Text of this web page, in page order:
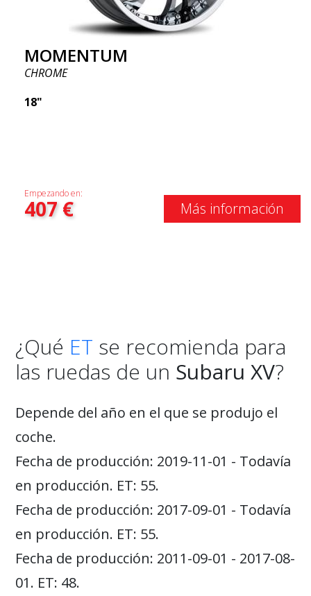
MOMENTUM
CHROME
18"
Empezando en:
407€ Más información
¿Qué ET se recomienda para
las ruedas de un Subaru XV?
Depende del año en el que se produjo el
coche.
Fecha de producción: 2019-11-01 - Todavía
en producción. ET: 55.
Fecha de producción: 2017-09-01 - Todavía
en producción. ET: 55.
Fecha de producción: 2011-09-01 - 2017-08-
01. ET: 48.